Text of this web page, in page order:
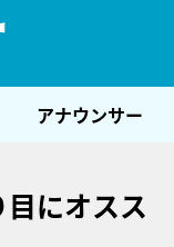
アナウンサー
にオスス